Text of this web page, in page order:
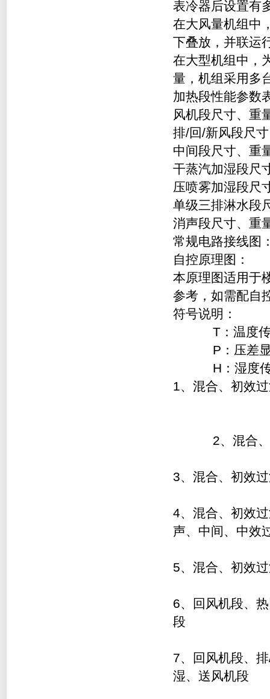
表冷器后设置有
在大风量机组中
下叠放，并联运
在大型机组中，
量，机组采用多
加热段性能参数
风机段尺寸、重
排/回/新风段尺
中间段尺寸、重
干蒸汽加湿段尺
压喷雾加湿段尺
单级三排淋水段
消声段尺寸、重
常规电路接线图
自控原理图：
本原理图适用于
参考，如需配自
符号说明：
T：温度传感
P：压差显示
H：湿度传感
1、混合、初效
2、混合
3、混合、初效
4、混合、初效
声、中间、中效
5、混合、初效
6、回风机段、
段
7、回风机段、
湿、送风机段